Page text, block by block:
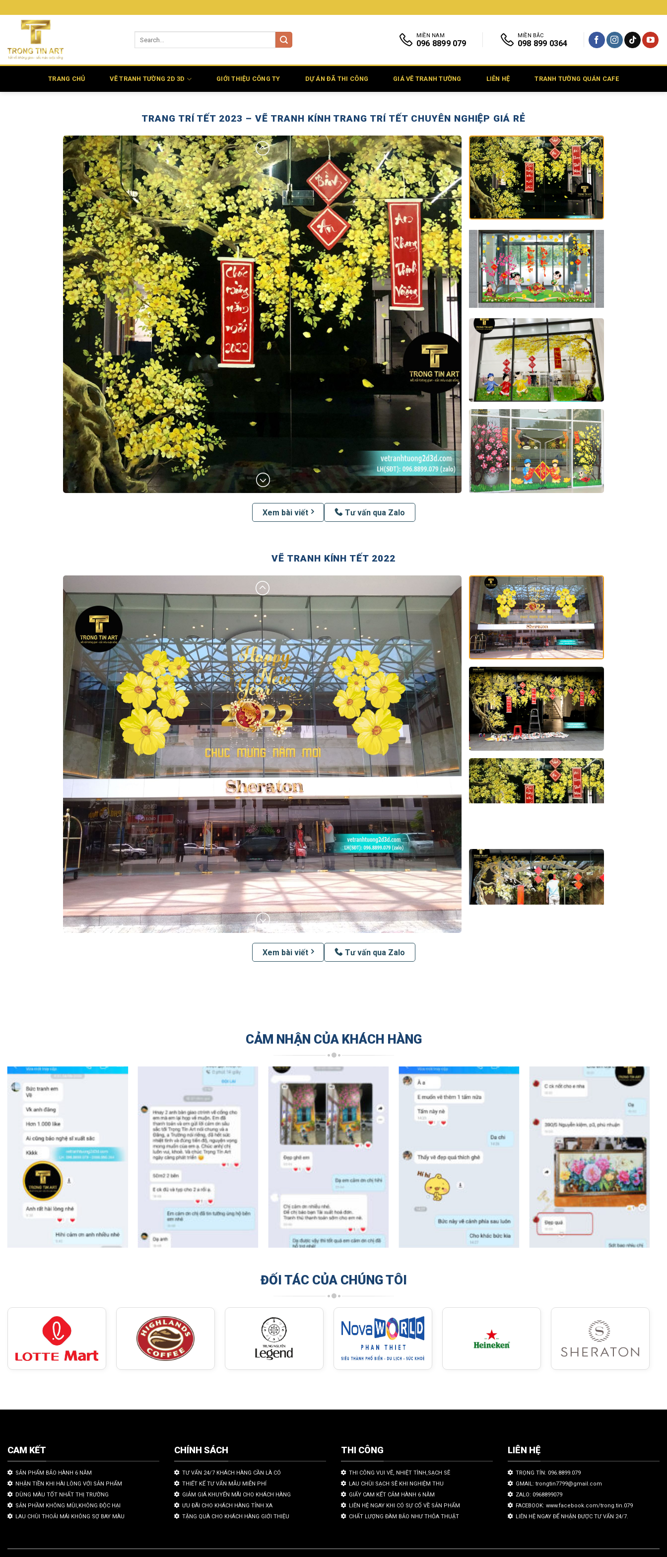
qua
MIỀN NAM
096 8899 079
MIỀN BẮC
098 899 0364
TRANG CHỦ VẼ TRANH TƯỜNG 2D 3D GIỚI THIỆU CÔNG TY DỰ ÁN ĐÃ THI CÔNG GIÁ VẼ TRANH TƯỜNG LIÊN HỆ TRANH TƯỜNG QUÁN CAFE
TRANG TRÍ TẾT 2023 – VẼ TRANH KÍNH TRANG TRÍ TẾT CHUYÊN NGHIỆP GIÁ RẺ
Xem bài viết Tư vấn qua Zalo
VẼ TRANH KÍNH TẾT 2022
Xem bài viết Tư vấn qua Zalo
CẢM NHẬN CỦA KHÁCH HÀNG
ĐỐI TÁC CỦA CHÚNG TÔI
CAM KẾT
SẢN PHẨM BẢO HÀNH 6 NĂM
NHẬN TIỀN KHI HÀI LÒNG VỚI SẢN PHẨM
DÙNG MÀU TỐT NHẤT THỊ TRƯỜNG
SẢN PHẦM KHÔNG MÙI,KHÔNG ĐỘC HẠI
LAU CHÙI THOẢI MÁI KHÔNG SỢ BAY MÀU
CHÍNH SÁCH
TƯ VẤN 24/7 KHÁCH HÀNG CẦN LÀ CÓ
THIẾT KẾ TƯ VẤN MẪU MIỄN PHÍ
GIẢM GIÁ KHUYẾN MÃI CHO KHÁCH HÀNG
ƯU ĐÃI CHO KHÁCH HÀNG TỈNH XA
TẶNG QUÀ CHO KHÁCH HÀNG GIỚI THIỆU
THI CÔNG
THI CÔNG VUI VẼ, NHIỆT TÌNH,SẠCH SẼ
LAU CHÙI SẠCH SẼ KHI NGHIỆM THU
GIẤY CAM KẾT CẢM HÀNH 6 NĂM
LIÊN HỆ NGAY KHI CÓ SỰ CỐ VỀ SẢN PHẨM
CHẤT LƯỢNG ĐÀM BẢO NHƯ THỎA THUẬT
LIÊN HỆ
TRỌNG TÍN: 096.8899.079
GMAIL: trongtin7799@gmail.com
ZALO: 0968899079
FACEBOOK: www.facebook.com/trong.tin.079
LIÊN HỆ NGAY ĐỂ NHẬN ĐƯỢC TƯ VẤN 24/7.